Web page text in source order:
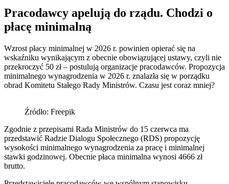
Pracodawcy apelują do rządu. Chodzi o
płacę minimalną
Wzrost płacy minimalnej w 2026 r. powinien opierać się na
wskaźniku wynikającym z obecnie obowiązującej ustawy, czyli nie
przekroczyć 50 zł – postulują organizacje pracodawców. Propozycja
minimalnego wynagrodzenia w 2026 r. znalazła się w porządku
obrad Komitetu Stałego Rady Ministrów. Czasu jest coraz mniej?
Źródło: Freepik
Zgodnie z przepisami Rada Ministrów do 15 czerwca ma
przedstawić Radzie Dialogu Społecznego (RDS) propozycję
wysokości minimalnego wynagrodzenia za pracę i minimalnej
stawki godzinowej. Obecnie płaca minimalna wynosi 4666 zł
brutto.